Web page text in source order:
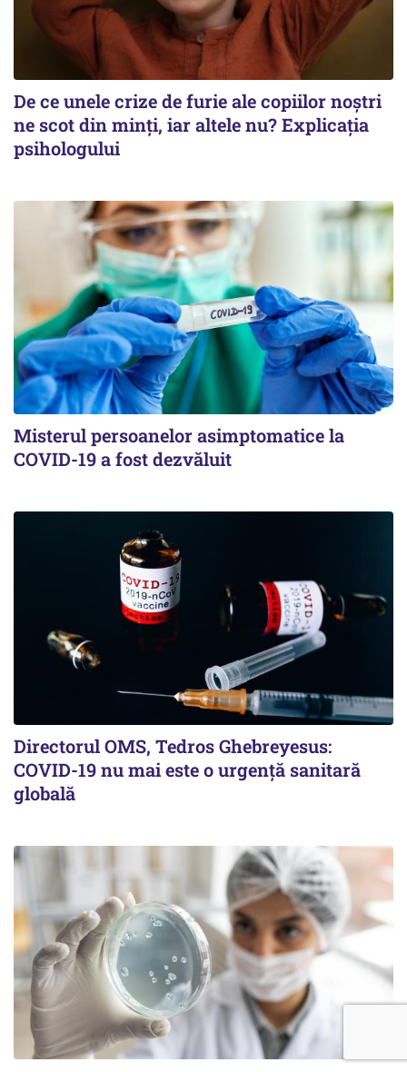
De ce unele crize de furie ale copiilor noștri
ne scot din minți, iar altele nu? Explicația
psihologului
Misterul persoanelor asimptomatice la
COVID-19 a fost dezvăluit
Directorul OMS, Tedros Ghebreyesus:
COVID-19 nu mai este o urgenţă sanitară
globală